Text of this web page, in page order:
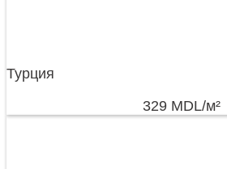
Турция
329 MDL/м²